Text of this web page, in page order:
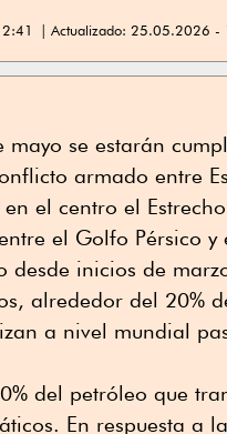
Actualizado: 25.05.2026 -
mayo se estarán
armado entre
en el centro el
el Golfo Pérsico
desde inicios de
alrededor del 20%
a nivel mundial
del petróleo que
En respuesta a